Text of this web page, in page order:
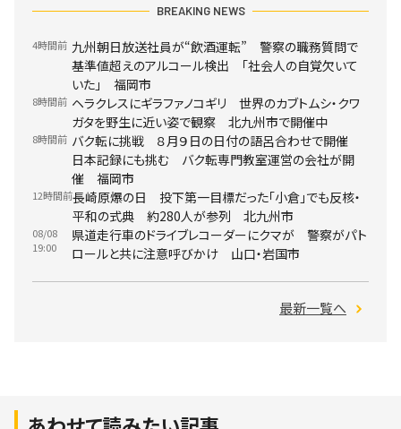
BREAKING NEWS
4時間前 九州朝日放送社員が“飲酒運転” 警察の職務質問で
基準値超えのアルコール検出 「社会人の自覚欠いて
いた」 福岡市
8時間前 ヘラクレスにギラファノコギリ 世界のカブトムシ・クワ
ガタを野生に近い姿で観察 北九州市で開催中
8時間前 バク転に挑戦 ８月９日の日付の語呂合わせで開催
日本記録にも挑む バク転専門教室運営の会社が開
催 福岡市
12時間前長崎原爆の日 投下第一目標だった「小倉」でも反核・
平和の式典 約280人が参列 北九州市
08/08
19:00
県道走行車のドライブレコーダーにクマが 警察がパト
ロールと共に注意呼びかけ 山口・岩国市
最新一覧へ